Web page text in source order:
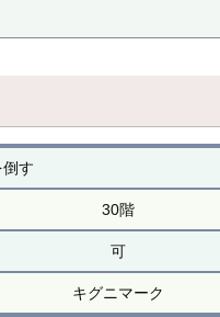
す
30階
可
キグニマーク